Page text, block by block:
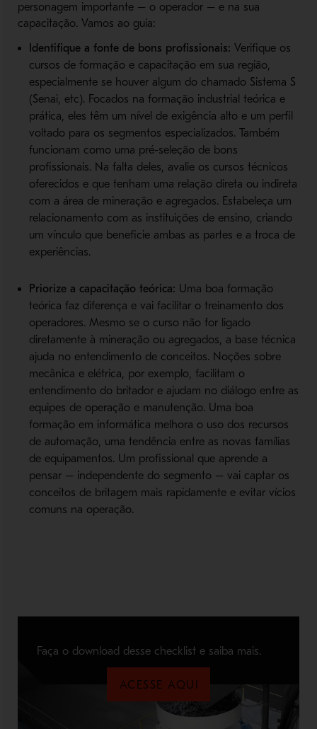
personagem importante – o operador – e na sua
capacitação. Vamos ao guia:
Identifique a fonte de bons profissionais: Verifique os
cursos de formação e capacitação em sua região,
especialmente se houver algum do chamado Sistema S
(Senai, etc). Focados na formação industrial teórica e
prática, eles têm um nível de exigência alto e um perfil
voltado para os segmentos especializados. Também
funcionam como uma pré-seleção de bons
profissionais. Na falta deles, avalie os cursos técnicos
oferecidos e que tenham uma relação direta ou indireta
com a área de mineração e agregados. Estabeleça um
relacionamento com as instituições de ensino, criando
um vínculo que beneficie ambas as partes e a troca de
experiências.
Priorize a capacitação teórica: Uma boa formação
teórica faz diferença e vai facilitar o treinamento dos
operadores. Mesmo se o curso não for ligado
diretamente à mineração ou agregados, a base técnica
ajuda no entendimento de conceitos. Noções sobre
mecânica e elétrica, por exemplo, facilitam o
entendimento do britador e ajudam no diálogo entre as
equipes de operação e manutenção. Uma boa
formação em informática melhora o uso dos recursos
de automação, uma tendência entre as novas famílias
de equipamentos. Um profissional que aprende a
pensar – independente do segmento – vai captar os
conceitos de britagem mais rapidamente e evitar vícios
comuns na operação.
Faça o download desse checklist e saiba mais.
ACESSE AQUI